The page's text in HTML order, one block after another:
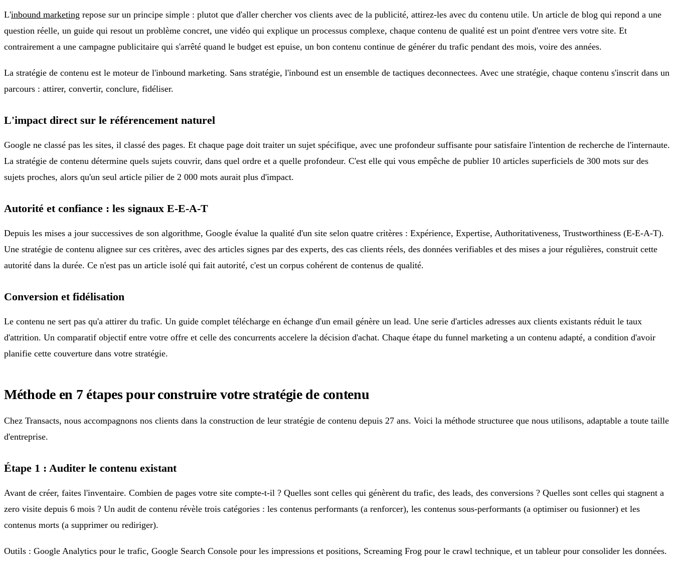
L'inbound marketing repose sur un principe simple : plutot que d'aller chercher vos clients avec de la publicité, attirez-les avec du contenu utile. Un article de blog qui repond a une
question réelle, un guide qui resout un problème concret, une vidéo qui explique un processus complexe, chaque contenu de qualité est un point d'entree vers votre site. Et
contrairement a une campagne publicitaire qui s'arrêté quand le budget est epuise, un bon contenu continue de générer du trafic pendant des mois, voire des années.
La stratégie de contenu est le moteur de l'inbound marketing. Sans stratégie, l'inbound est un ensemble de tactiques deconnectees. Avec une stratégie, chaque contenu s'inscrit dans un
parcours : attirer, convertir, conclure, fidéliser.
L'impact direct sur le référencement naturel
Google ne classé pas les sites, il classé des pages. Et chaque page doit traiter un sujet spécifique, avec une profondeur suffisante pour satisfaire l'intention de recherche de l'internaute.
La stratégie de contenu détermine quels sujets couvrir, dans quel ordre et a quelle profondeur. C'est elle qui vous empêche de publier 10 articles superficiels de 300 mots sur des
sujets proches, alors qu'un seul article pilier de 2 000 mots aurait plus d'impact.
Autorité et confiance : les signaux E-E-A-T
Depuis les mises a jour successives de son algorithme, Google évalue la qualité d'un site selon quatre critères : Expérience, Expertise, Authoritativeness, Trustworthiness (E-E-A-T).
Une stratégie de contenu alignee sur ces critères, avec des articles signes par des experts, des cas clients réels, des données verifiables et des mises a jour régulières, construit cette
autorité dans la durée. Ce n'est pas un article isolé qui fait autorité, c'est un corpus cohérent de contenus de qualité.
Conversion et fidélisation
Le contenu ne sert pas qu'a attirer du trafic. Un guide complet télécharge en échange d'un email génère un lead. Une serie d'articles adresses aux clients existants réduit le taux
d'attrition. Un comparatif objectif entre votre offre et celle des concurrents accelere la décision d'achat. Chaque étape du funnel marketing a un contenu adapté, a condition d'avoir
planifie cette couverture dans votre stratégie.
Méthode en 7 étapes pour construire votre stratégie de contenu
Chez Transacts, nous accompagnons nos clients dans la construction de leur stratégie de contenu depuis 27 ans. Voici la méthode structuree que nous utilisons, adaptable a toute taille
d'entreprise.
Étape 1 : Auditer le contenu existant
Avant de créer, faites l'inventaire. Combien de pages votre site compte-t-il ? Quelles sont celles qui génèrent du trafic, des leads, des conversions ? Quelles sont celles qui stagnent a
zero visite depuis 6 mois ? Un audit de contenu révèle trois catégories : les contenus performants (a renforcer), les contenus sous-performants (a optimiser ou fusionner) et les
contenus morts (a supprimer ou rediriger).
Outils : Google Analytics pour le trafic, Google Search Console pour les impressions et positions, Screaming Frog pour le crawl technique, et un tableur pour consolider les données.